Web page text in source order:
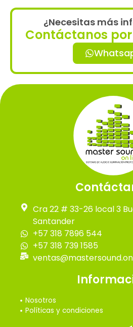
¿Necesitas más
Contáctanos
Cra 22 # 33-26 local 3
Santander
+57 318 7896 544
+57 318 739 1585
Nosotros
Políticas y condiciones